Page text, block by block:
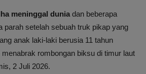
meninggal dunia dan beberapa
parah setelah sebuah truk pikap yang
anak laki-laki berusia 11 tahun
rombongan biksu di timur laut
2 Juli 2026.